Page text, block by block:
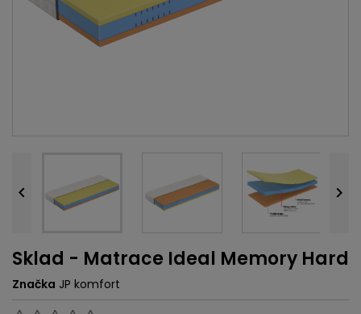
 
Sklad - Matrace Ideal Memory Hard
Značka JP komfort